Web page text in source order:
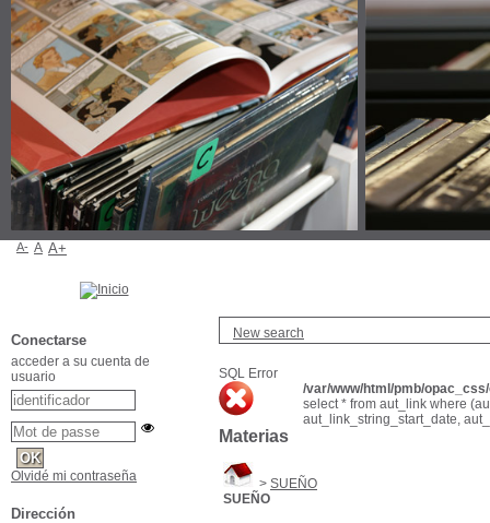
New search
SQL Error
/var/www/html/pmb/
select * from aut_link where
aut_link_string_start_date,
Materias
> SUEÑO
SUEÑO
A- A A+
Conectarse
acceder a su cuenta de
usuario
Olvidé mi contraseña
Dirección